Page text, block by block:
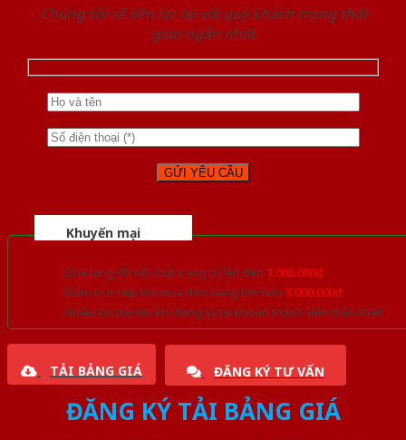
Chúng tôi sẽ liên lạc lại với quý khách trong thời
gian ngắn nhất
Khuyến mại
Quà tặng đồ nội thất trang trí lên đến 1.000.000đ
Giảm trực tiếp khi mua đơn hàng lớn hơn 3.000.000đ
Nhiều ưu đãi lớn khi đăng ký tài khoản thành viên thân thiết
TẢI BẢNG GIÁ ĐĂNG KÝ TƯ VẤN
ĐĂNG KÝ TẢI BẢNG GIÁ